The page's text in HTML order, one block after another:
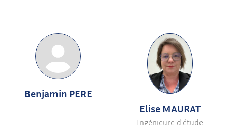
Benjamin PERE
Elise MAURAT
Ingénieure d'étude